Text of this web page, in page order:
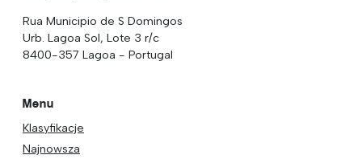
Rua Municipio de S Domingos
Urb. Lagoa Sol, Lote 3 r/c
8400-357 Lagoa - Portugal
Menu
Klasyfikacje
Najnowsza